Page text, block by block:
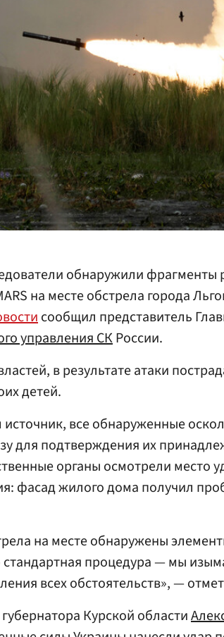
обнаружили фрагменты
на месте обстрела города
сообщил представитель
управления СКРоссии.
в результате атаки
детей.
источник, все обнаруженные
для подтверждения их
органы осмотрели место
фасад жилого дома получил
на месте обнаружены
стандартная процедура — мы
всех обстоятельств», —
Курской области